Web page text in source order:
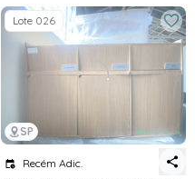
SP
Lote 026
Recém Adic.